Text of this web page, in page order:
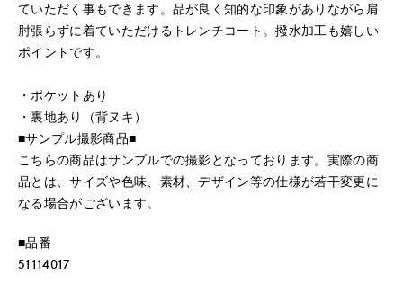
ていただく事もできます。品が良く知的な印象がありながら肩
肘張らずに着ていただけるトレンチコート。撥水加工も嬉しい
ポイントです。
・ポケットあり
・裏地あり（背ヌキ）
■サンプル撮影商品■
こちらの商品はサンプルでの撮影となっております。実際の商
品とは、サイズや色味、素材、デザイン等の仕様が若干変更に
なる場合がございます。
■品番
51114017